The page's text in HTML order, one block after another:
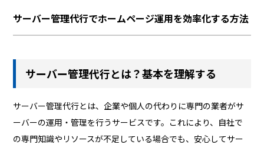
サーバー管理代行でホームページ運用を効率化する方法
サーバー管理代行とは？基本を理解する
サーバー管理代行とは、企業や個人の代わりに専門の業者がサ
ーバーの運用・管理を行うサービスです。これにより、自社で
の専門知識やリソースが不足している場合でも、安心してサー